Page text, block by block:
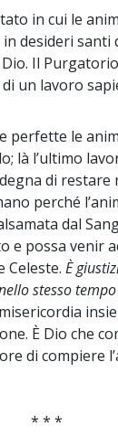
in cui le
desideri santi
Il
un lavoro
perfette le
là l’ultimo
di restare
perché
dal
e possa venir
Celeste. È
stesso
È Dio che
di compiere
* * *